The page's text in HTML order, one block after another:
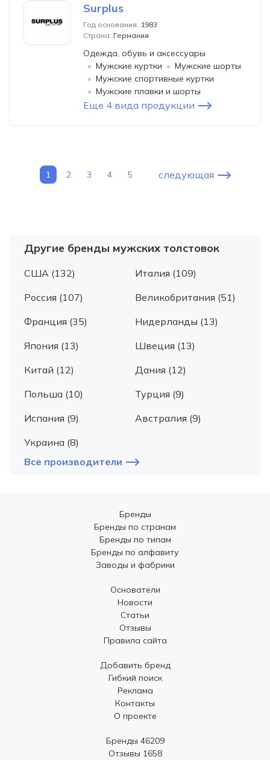
Surplus
Год основания: 1983
Страна: Германия
Одежда, обувь и аксессуары
Мужские куртки
Мужские шорты
Мужские спортивные куртки
Мужские плавки и шорты
Еще 4 вида продукции
1 2 3 4 5 следующая
Другие бренды мужских толстовок
США (132)
Италия (109)
Россия (107)
Великобритания (51)
Франция (35)
Нидерланды (13)
Япония (13)
Швеция (13)
Китай (12)
Дания (12)
Польша (10)
Турция (9)
Испания (9)
Австралия (9)
Украина (8)
Все производители
Бренды
Бренды по странам
Бренды по типам
Бренды по алфавиту
Заводы и фабрики
Основатели
Новости
Статьи
Отзывы
Правила сайта
Добавить бренд
Гибкий поиск
Реклама
Контакты
О проекте
Бренды 46209
Отзывы 1658